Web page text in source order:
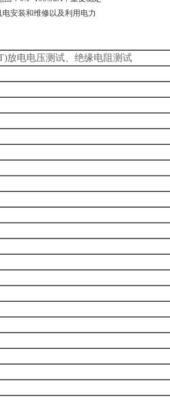
安装和维修以及利用电力
放电电压测试、绝缘电阻测试